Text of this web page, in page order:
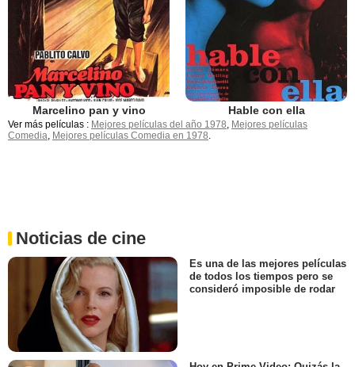
Marcelino pan y vino Hable con ella
Ver más películas : Mejores películas del año 1978, Mejores películas
Comedia, Mejores películas Comedia en 1978.
Noticias de cine
Es una de las mejores películas
de todos los tiempos pero se
consideró imposible de rodar